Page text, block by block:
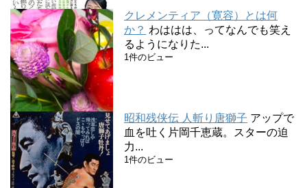
クレメンティア（寛容）とは何
か？ わははは、ってなんでも笑え
るようになりた...
1件のビュー
昭和残侠伝 人斬り唐獅子 アップで
血を吐く片岡千恵蔵。スターの迫
力...
1件のビュー